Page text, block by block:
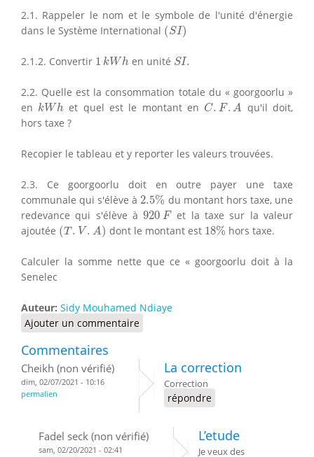
2.1. Rappeler le nom et le symbole de l'unité d'énergie
dans le Système International (SI)
(SI)
2.1.2. Convertir 1 kW h
1 kWh en unité SI.
SI.
2.2. Quelle est la consommation totale du « goorgoorlu »
en kWh
kWh et quel est le montant en C. F. A
C. F.A
qu'il doit,
hors taxe ?
Recopier le tableau et y reporter les valeurs trouvées.
2.3. Ce goorgoorlu doit en outre payer une taxe
communale qui s'élève à 2.5%
2.5%du montant hors taxe, une
redevance qui s'élève à920 F
920 F et la taxe sur la valeur
ajoutée (T. V. A)
(T. V.A dont le montant est 18%
18% hors taxe.
Calculer la somme nette que ce « goorgoorlu doit à la
Senelec
Auteur: Sidy Mouhamed Ndiaye
Ajouter un commentaire
Commentaires
Cheikh (non vérifié)
dim, 02/07/2021 - 10:16
permalien
La correction
Correction
répondre
Fadel seck (non vérifié)
sam, 02/20/2021 - 02:41
L’etude
Je veux des